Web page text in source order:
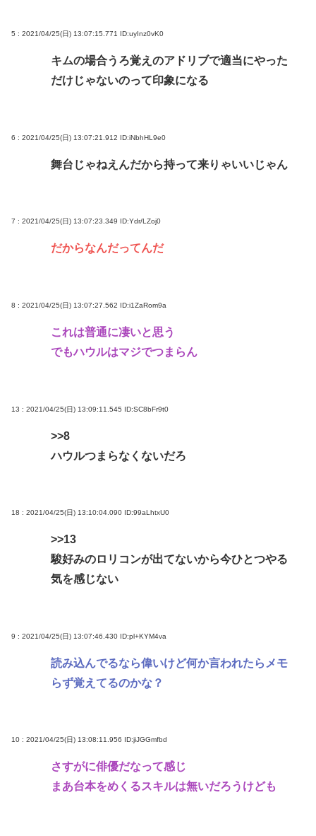
Powered by livedoor 相互RSS
5 : 2021/04/25(日) 13:07:15.771 ID:uyInz0vK0
キムの場合うろ覚えのアドリブで適当にやった
だけじゃないのって印象になる
6 : 2021/04/25(日) 13:07:21.912 ID:iNbhHL9e0
舞台じゃねえんだから持って来りゃいいじゃん
7 : 2021/04/25(日) 13:07:23.349 ID:Ydr/LZoj0
だからなんだってんだ
8 : 2021/04/25(日) 13:07:27.562 ID:i1ZaRom9a
これは普通に凄いと思う
でもハウルはマジでつまらん
13 : 2021/04/25(日) 13:09:11.545 ID:SC8bFr9t0
>>8
ハウルつまらなくないだろ
18 : 2021/04/25(日) 13:10:04.090 ID:99aLhtxU0
>>13
駿好みのロリコンが出てないから今ひとつやる
気を感じない
9 : 2021/04/25(日) 13:07:46.430 ID:pl+KYM4va
読み込んでるなら偉いけど何か言われたらメモ
らず覚えてるのかな？
10 : 2021/04/25(日) 13:08:11.956 ID:jiJGGmfbd
さすがに俳優だなって感じ
まあ台本をめくるスキルは無いだろうけども